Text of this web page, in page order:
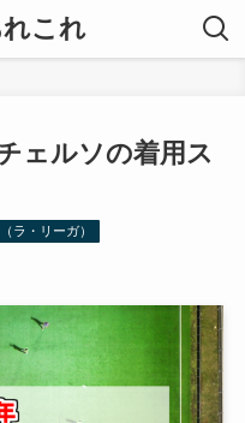
これ
ェルソの着用ス
ラ・リーガ）